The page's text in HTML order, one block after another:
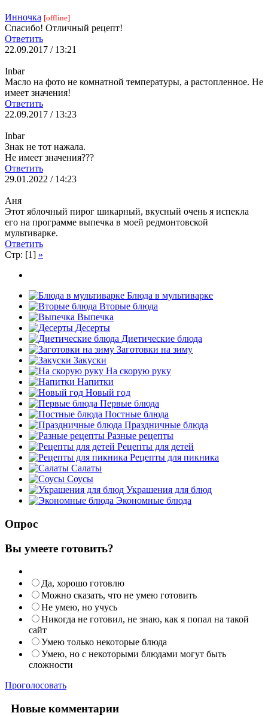
Инночка [offline]
Спасибо! Отличный рецепт!
Ответить
22.09.2017 / 13:21
Inbar
Масло на фото не комнатной температуры, а растопленное. Не
имеет значения!
Ответить
22.09.2017 / 13:23
Inbar
Знак не тот нажала.
Не имеет значения???
Ответить
29.01.2022 / 14:23
Аня
Этот яблочный пирог шикарный, вкусный очень я испекла
его на программе выпечка в моей редмонтовской
мультиварке.
Ответить
Стр: [1] »
Блюда в мультиварке
Вторые блюда
Выпечка
Десерты
Диетические блюда
Заготовки на зиму
Закуски
На скорую руку
Напитки
Новый год
Первые блюда
Постные блюда
Праздничные блюда
Разные рецепты
Рецепты для детей
Рецепты для пикника
Салаты
Соусы
Украшения для блюд
Экономные блюда
Опрос
Вы умеете готовить?
Да, хорошо готовлю
Можно сказать, что не умею готовить
Не умею, но учусь
Никогда не готовил, не знаю, как я попал на такой
сайт
Умею только некоторые блюда
Умею, но с некоторыми блюдами могут быть
сложности
Проголосовать
Новые комментарии